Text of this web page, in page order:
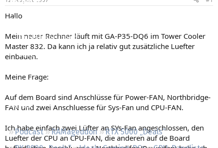
Aktuelles
Empfohlene Inhalte
Neue Beiträge
Regeln
Podcast RAMageddon
RTX 5000 „Deals“
e
r
t
Hallo
Mein neuer Rechner läuft mit GA-P35-DQ6 im Tower Cooler
Master 832. Da kann ich ja relativ gut zusätzliche Luefter
einbauen.
Meine Frage:
Auf dem Board sind Anschlüsse für Power-FAN, Northbridge-
FAN und zwei Anschluesse für Sys-Fan und CPU-FAN.
Ich habe einfach zwei Lüfter an SYs-Fan angeschlossen, den
Luefter der CPU an CPU-FAN, die anderen auf de Board